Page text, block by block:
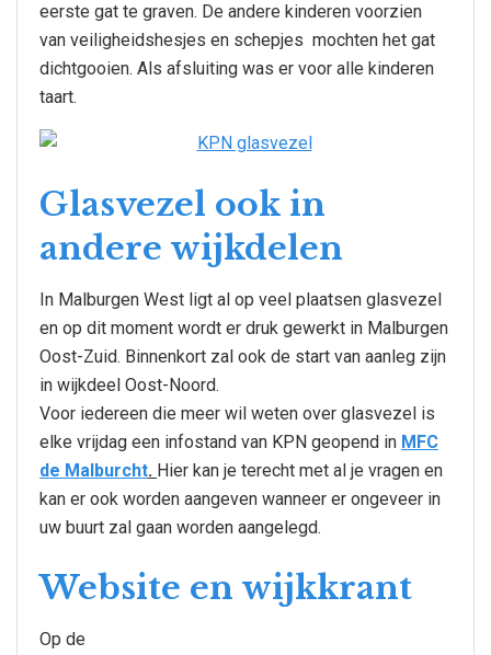
eerste gat te graven. De andere kinderen voorzien
van veiligheidshesjes en schepjes mochten het gat
dichtgooien. Als afsluiting was er voor alle kinderen
taart.
Glasvezel ook in
andere wijkdelen
In Malburgen West ligt al op veel plaatsen glasvezel
en op dit moment wordt er druk gewerkt in Malburgen
Oost-Zuid. Binnenkort zal ook de start van aanleg zijn
in wijkdeel Oost-Noord.
Voor iedereen die meer wil weten over glasvezel is
elke vrijdag een infostand van KPN geopend in MFC
de Malburcht. Hier kan je terecht met al je vragen en
kan er ook worden aangeven wanneer er ongeveer in
uw buurt zal gaan worden aangelegd.
Website en wijkkrant
Op de